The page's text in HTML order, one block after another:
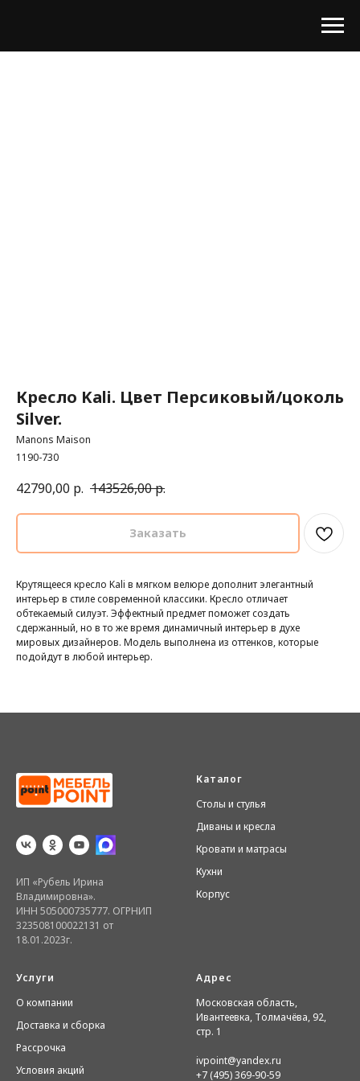
Кресло Kali. Цвет Персиковый/цоколь
Silver.
Manons Maison
1190-730
42790,00 р. 143526,00р.
Заказать
Крутящееся кресло Kali в мягком велюре дополнит элегантный
интерьер в стиле современной классики. Кресло отличает
обтекаемый силуэт. Эффектный предмет поможет создать
сдержанный, но в то же время динамичный интерьер в духе
мировых дизайнеров. Модель выполнена из оттенков, которые
подойдут в любой интерьер.
ИП «Рубель Ирина
Владимировна».
ИНН 505000735777. ОГРНИП
323508100022131 от
18.01.2023г.
Каталог
Столы и стулья
Диваны и кресла
Кровати и матрасы
Кухни
Корпус
Услуги
О компании
Доставка и сборка
Рассрочка
Условия акций
Адрес
Московская область,
Ивантеевка, Толмачёва, 92,
стр. 1
ivpoint@yandex.ru
+7 (495) 369-90-59